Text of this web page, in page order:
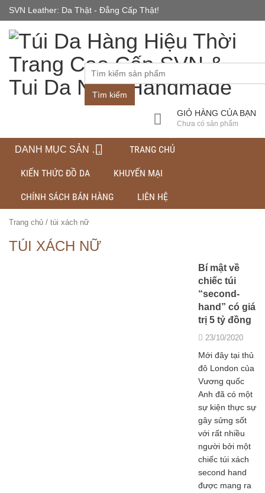
SVN Leather: Da Thật - Đẳng Cấp Thật!
- (HCM) 091 693
6789 - (NB) 0961
596 596
Thứ 2-CN : 8h-19h30
Tìm kiếm
GIỎ HÀNG CỦA BẠN
Chưa có sản phẩm
DANH MỤC SẢN PHẨM TRANG CHỦ
KIẾN THỨC ĐỒ DA KHUYẾN MẠI
CHÍNH SÁCH BÁN HÀNG LIÊN HỆ
Trang chủ / túi xách nữ
TÚI XÁCH NỮ
Bí mật về
chiếc túi
“second-
hand” có giá
trị 5 tỷ đồng
23/10/2020
Mới đây tại thủ
đô London của
Vương quốc
Anh đã có một
sự kiện thực sự
gây sửng sốt
với rất nhiều
người bởi một
chiếc túi xách
second hand
được mang ra